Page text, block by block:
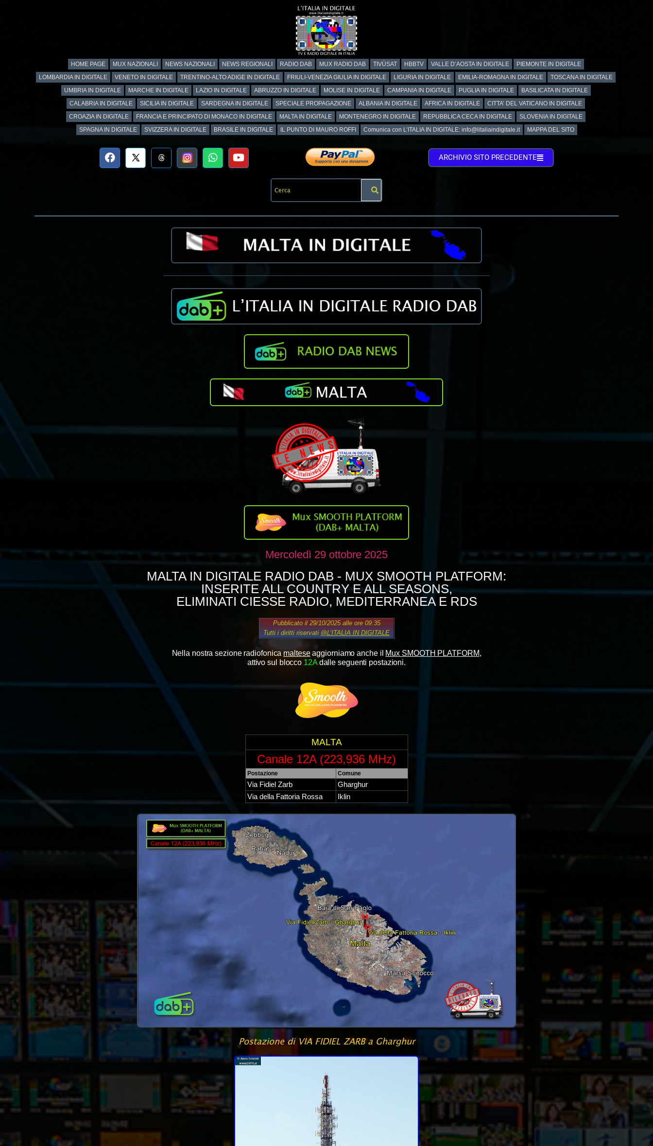
HOME PAGE MUX NAZIONALI NEWS NAZIONALI NEWS REGIONALI RADIO DAB MUX RADIO DAB TIVÙSAT HBBTV VALLE D’AOSTA IN DIGITALE
PIEMONTE IN DIGITALE
LOMBARDIA IN DIGITALE
VENETO IN DIGITALE TRENTINO-ALTO ADIGE IN DIGITALE FRIULI-VENEZIA GIULIA IN DIGITALE LIGURIA IN DIGITALE EMILIA-ROMAGNA IN DIGITALE
TOSCANA IN DIGITALE
UMBRIA IN DIGITALE
MARCHE IN DIGITALE LAZIO IN DIGITALE ABRUZZO IN DIGITALE MOLISE IN DIGITALE CAMPANIA IN DIGITALE PUGLIA IN DIGITALE
BASILICATA IN DIGITALE
CALABRIA IN DIGITALE
SICILIA IN DIGITALE SARDEGNA IN DIGITALE SPECIALE PROPAGAZIONE ALBANIA IN DIGITALE AFRICA IN DIGITALE
CITTA’ DEL VATICANO IN DIGITALE
CROAZIA IN DIGITALE
FRANCIA E PRINCIPATO DI MONACO IN DIGITALE MALTA IN DIGITALE MONTENEGRO IN DIGITALE REPUBBLICA CECA IN DIGITALE
SLOVENIA IN DIGITALE
SPAGNA IN DIGITALE
SVIZZERA IN DIGITALE BRASILE IN DIGITALE IL PUNTO DI MAURO ROFFI Comunica con L’ITALIA IN DIGITALE: info@litaliaindigitale.it MAPPA DEL SITO
ARCHIVIO SITO PRECEDENTE
Mercoledì 29 ottobre 2025
MALTA IN DIGITALE RADIO DAB - MUX SMOOTH PLATFORM:
INSERITE ALL COUNTRY E ALL SEASONS,
ELIMINATI CIESSE RADIO, MEDITERRANEA E RDS
Pubblicato il 29/10/2025 alle ore 09:35
Tutti i diritti riservati @L’ITALIA IN DIGITALE
Nella nostra sezione radiofonicamalteseaggiorniamo anche il Mux SMOOTH PLATFORM,
attivo sul blocco 12Adalle seguenti postazioni.
MALTA
Canale 12A (223,936 MHz)
Postazione Comune
Via Fidiel Zarb
Gharghur
Via della Fattoria Rossa
Iklin
Postazione di VIA FIDIEL ZARB a Gharghur